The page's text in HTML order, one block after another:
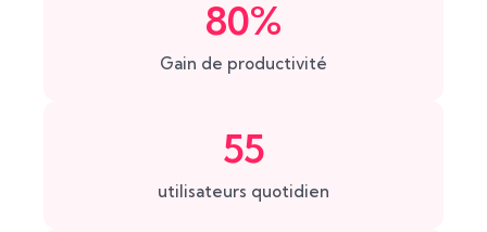
80%
Gain de productivité
55
utilisateurs quotidien